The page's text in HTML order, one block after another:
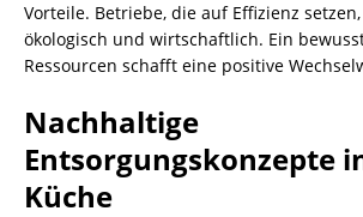
Vorteile. Betriebe, die auf Effizienz
ökologisch und wirtschaftlich. Ein
Ressourcen schafft eine positive
Nachhaltige
Entsorgungskonzepte
Küche